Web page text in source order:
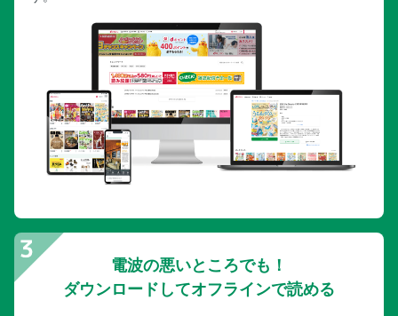
電波の悪いところでも！
ダウンロードしてオフラインで読める